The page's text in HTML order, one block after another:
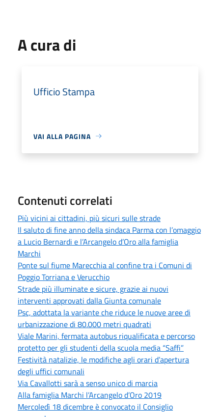
A cura di
Ufficio Stampa
VAI ALLA PAGINA
Contenuti correlati
Più vicini ai cittadini, più sicuri sulle strade
Il saluto di fine anno della sindaca Parma con l’omaggio
a Lucio Bernardi e l’Arcangelo d’Oro alla famiglia
Marchi
Ponte sul fiume Marecchia al confine tra i Comuni di
Poggio Torriana e Verucchio
Strade più illuminate e sicure, grazie ai nuovi
interventi approvati dalla Giunta comunale
Psc, adottata la variante che riduce le nuove aree di
urbanizzazione di 80.000 metri quadrati
Viale Marini, fermata autobus riqualificata e percorso
protetto per gli studenti della scuola media “Saffi”
Festività natalizie, le modifiche agli orari d’apertura
degli uffici comunali
Via Cavallotti sarà a senso unico di marcia
Alla famiglia Marchi l’Arcangelo d’Oro 2019
Mercoledì 18 dicembre è convocato il Consiglio